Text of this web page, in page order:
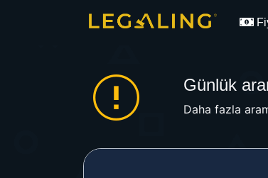
Günlük
Daha fazla